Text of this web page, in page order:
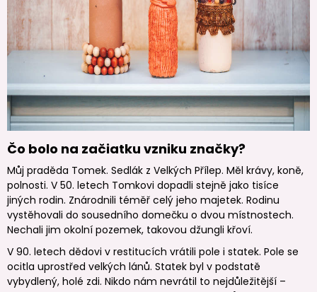
Čo bolo na začiatku vzniku značky?
Můj praděda Tomek. Sedlák z Velkých Přílep. Měl krávy, koně,
polnosti. V 50. letech Tomkovi dopadli stejně jako tisíce
jiných rodin. Znárodnili téměř celý jeho majetek. Rodinu
vystěhovali do sousedního domečku o dvou místnostech.
Nechali jim okolní pozemek, takovou džungli křoví.
V 90. letech dědovi v restitucích vrátili pole i statek. Pole se
ocitla uprostřed velkých lánů. Statek byl v podstatě
vybydlený, holé zdi. Nikdo nám nevrátil to nejdůležitější –